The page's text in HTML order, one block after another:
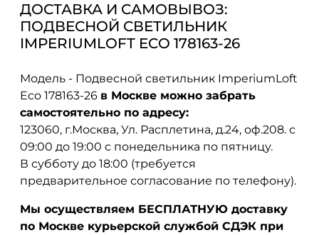
ДОСТАВКА И САМОВЫВОЗ:
ПОДВЕСНОЙ СВЕТИЛЬНИК
IMPERIUMLOFT ECO 178163-26
Модель - Подвесной светильник ImperiumLoft
Eco 178163-26 в Москве можно забрать
самостоятельно по адресу:
123060, г.Москва, Ул. Расплетина, д.24, оф.208. с
09:00 до 19:00 с понедельника по пятницу.
В субботу до 18:00 (требуется
предварительное согласование по телефону).
Мы осуществляем БЕСПЛАТНУЮ доставку
по Москве курьерской службой СДЭК при